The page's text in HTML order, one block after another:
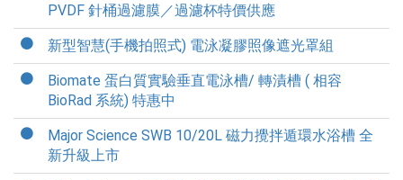
PVDF 針桶過濾膜／過濾杯特價供應
新型智慧(手機拍照式) 電泳凝膠照像遮光罩組
Biomate 蛋白質實驗垂直電泳槽/ 轉漬槽 ( 相容
BioRad 系統) 特惠中
Major Science SWB 10/20L 磁力攪拌遁環水浴槽 全
新升級上市